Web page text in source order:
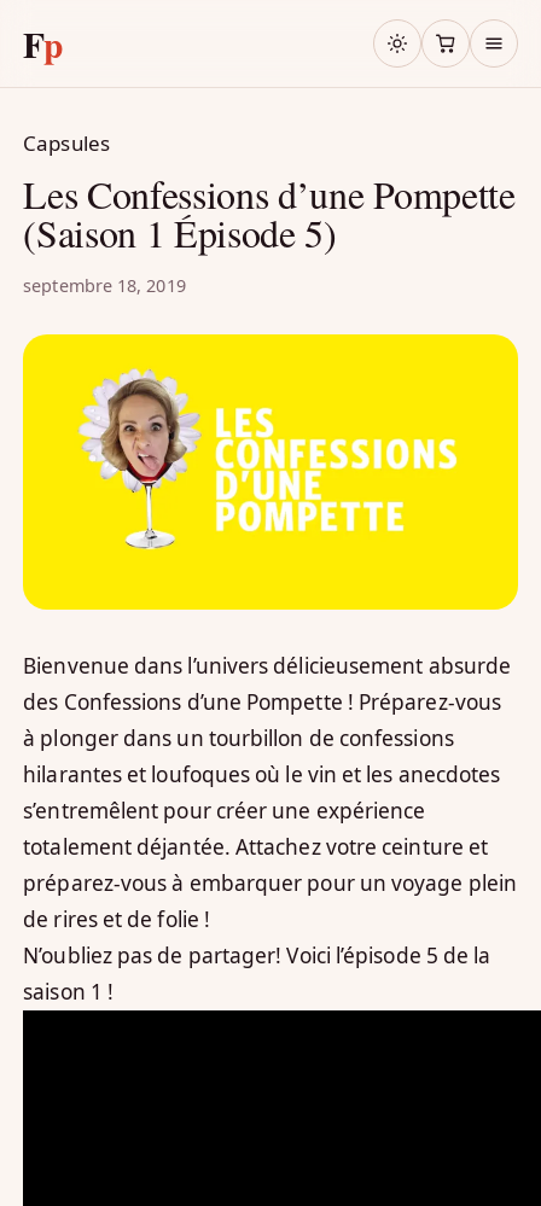
Fp
Capsules
Les Confessions d’une Pompette
(Saison 1 Épisode 5)
septembre 18, 2019
Bienvenue dans l’univers délicieusement absurde
des Confessions d’une Pompette ! Préparez-vous
à plonger dans un tourbillon de confessions
hilarantes et loufoques où le vin et les anecdotes
s’entremêlent pour créer une expérience
totalement déjantée. Attachez votre ceinture et
préparez-vous à embarquer pour un voyage plein
de rires et de folie !
N’oubliez pas de partager! Voici l’épisode 5 de la
saison 1 !